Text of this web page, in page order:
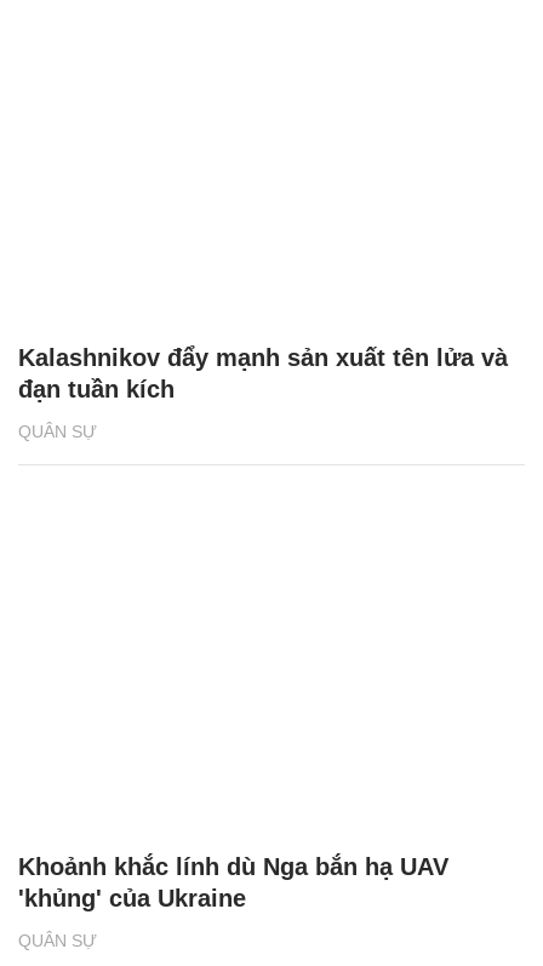
QUÂN SỰ
Kalashnikov đẩy mạnh sản xuất tên lửa và
đạn tuần kích
QUÂN SỰ
Khoảnh khắc lính dù Nga bắn hạ UAV
'khủng' của Ukraine